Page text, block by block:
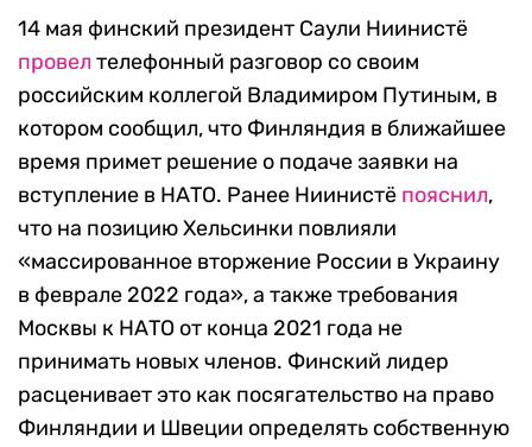
14 мая финский президент Саули Ниинистё
провел телефонный разговор со своим
российским коллегой Владимиром Путиным, в
котором сообщил, что Финляндия в ближайшее
время примет решение о подаче заявки на
вступление в НАТО. Ранее Ниинистё пояснил,
что на позицию Хельсинки повлияли
«массированное вторжение России в Украину
в феврале 2022 года», а также требования
Москвы к НАТО от конца 2021 года не
принимать новых членов. Финский лидер
расценивает это как посягательство на право
Финляндии и Швеции определять собственную